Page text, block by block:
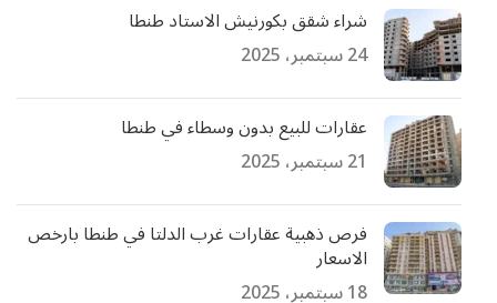
شراء شقق بكورنيش الاستاد طنطا
24 سبتمبر، 2025
عقارات للبيع بدون وسطاء في طنطا
21 سبتمبر، 2025
فرص ذهبية عقارات غرب الدلتا في طنطا بارخص
الاسعار
18 سبتمبر، 2025